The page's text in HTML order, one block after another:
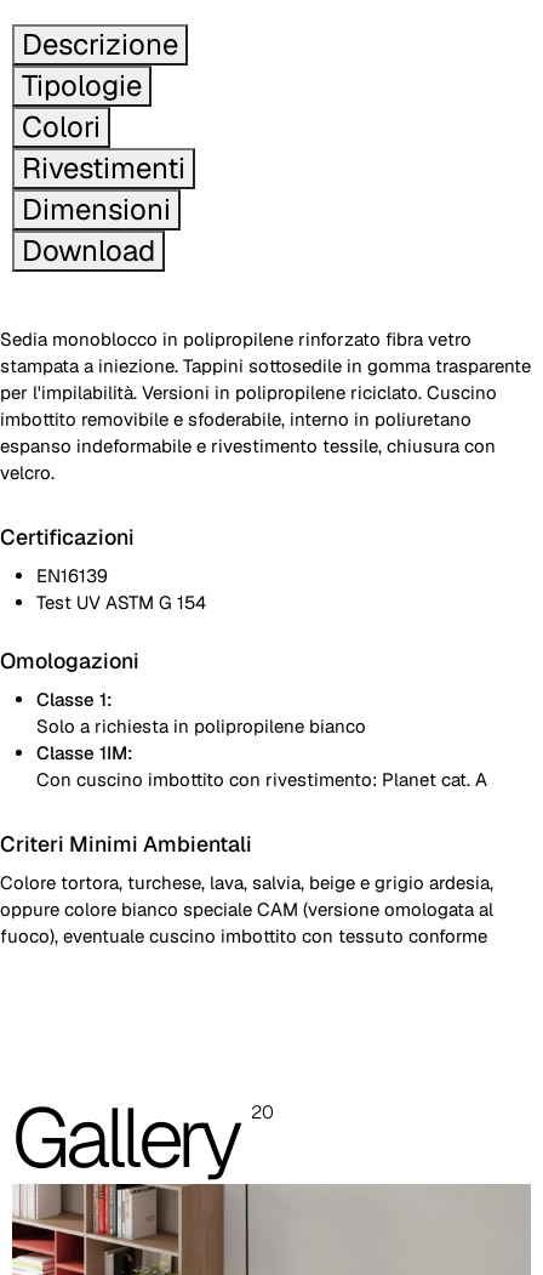
Descrizione
Tipologie
Colori
Rivestimenti
Dimensioni
Download
Sedia monoblocco in polipropilene rinforzato fibra vetro
stampata a iniezione. Tappini sottosedile in gomma trasparente
per l'impilabilità. Versioni in polipropilene riciclato. Cuscino
imbottito removibile e sfoderabile, interno in poliuretano
espanso indeformabile e rivestimento tessile, chiusura con
velcro.
Certificazioni
EN16139
Test UV ASTM G 154
Omologazioni
Classe 1:
Solo a richiesta in polipropilene bianco
Classe 1IM:
Con cuscino imbottito con rivestimento: Planet cat. A
Criteri Minimi Ambientali
Colore tortora, turchese, lava, salvia, beige e grigio ardesia,
oppure colore bianco speciale CAM (versione omologata al
fuoco), eventuale cuscino imbottito con tessuto conforme
Cuscino removibile sfoderabile
Le immagini e i riferimenti dei codici colore sono indicativi, si
consiglia sempre di consultare la cartella con i campioni reali.
Sedia polipropilene rinforzata fibra vetro (immagine e
riferimento codice colore indicativo)
Gallery 20